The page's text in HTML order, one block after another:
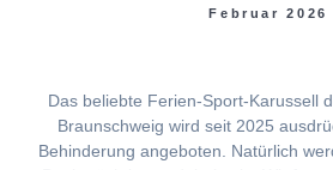
Februar 2026
Das beliebte Ferien-Sport-Karussell
Braunschweig wird seit 2025
Behinderung angeboten. Natürlich